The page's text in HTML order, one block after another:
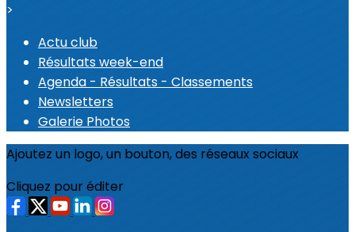
>
Actu club
Résultats week-end
Agenda - Résultats - Classements
Newsletters
Galerie Photos
Ajoutez un logo, un bouton, des réseaux sociaux
Cliquez pour éditer